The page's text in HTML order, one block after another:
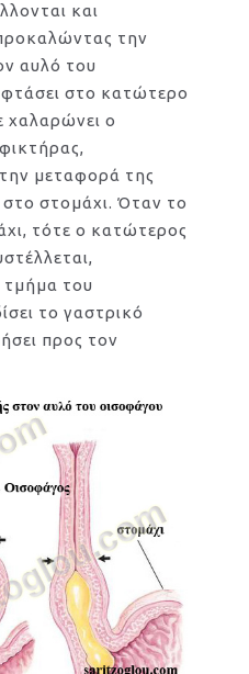
και
την
αυλό του
στο κατώτερο
χαλαρώνει ο
μεταφορά της
στομάχι. Όταν το
τότε ο κατώτερος
του
το γαστρικό
προς τον